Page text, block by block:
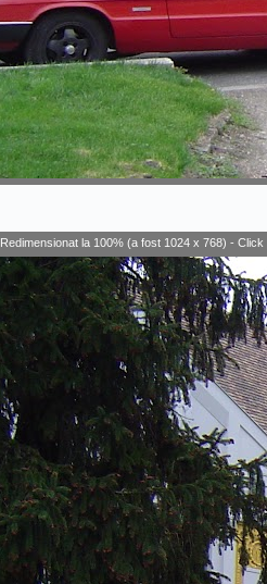
Redimensionat la 100% (a fost 1024 x 768) -